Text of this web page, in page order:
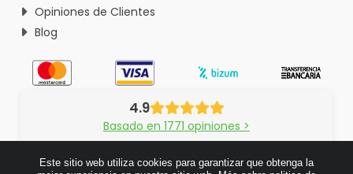
Opiniones de Clientes
Blog
4.9
Basado en 1771 opiniones >
Este sitio web utiliza cookies para garantizar que obtenga la